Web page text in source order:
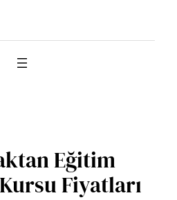
Eğitim
Fiyatları